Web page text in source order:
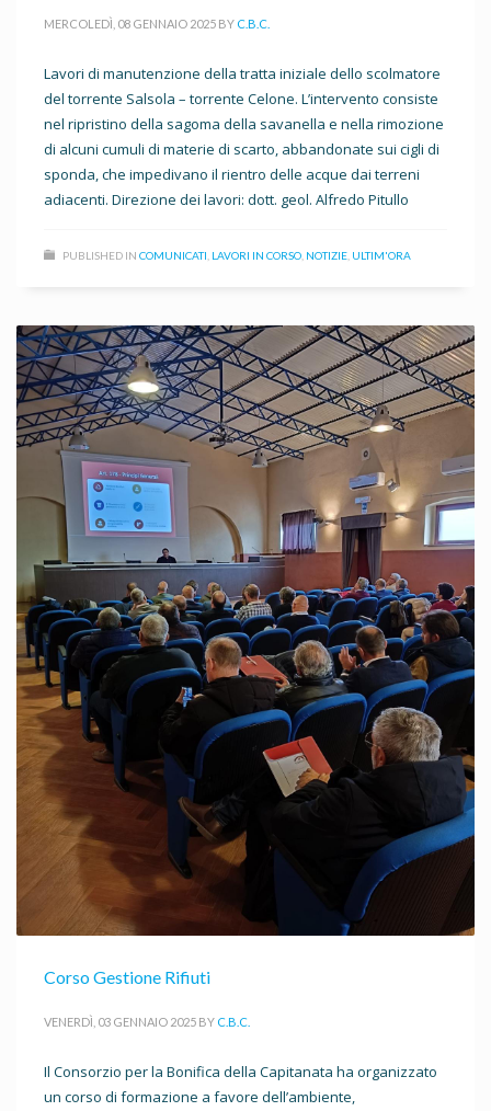
MERCOLEDÌ, 08 GENNAIO 2025 BY C.B.C.
Lavori di manutenzione della tratta iniziale dello scolmatore
del torrente Salsola – torrente Celone. L’intervento consiste
nel ripristino della sagoma della savanella e nella rimozione
di alcuni cumuli di materie di scarto, abbandonate sui cigli di
sponda, che impedivano il rientro delle acque dai terreni
adiacenti. Direzione dei lavori: dott. geol. Alfredo Pitullo
PUBLISHED IN COMUNICATI LAVORI IN CORSO NOTIZIE ULTIM'ORA
Corso Gestione Rifiuti
VENERDÌ, 03 GENNAIO 2025 BY C.B.C.
Il Consorzio per la Bonifica della Capitanata ha organizzato
un corso di formazione a favore dell’ambiente,